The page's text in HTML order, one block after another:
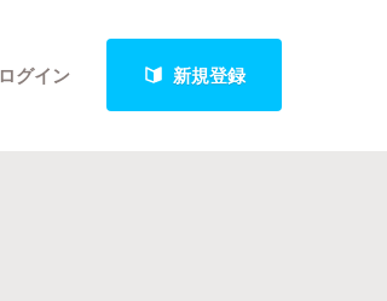
ログイン 新規登録